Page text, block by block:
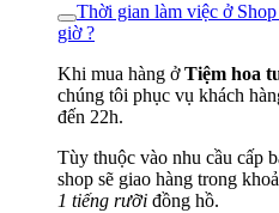
Thời gian làm việc ở
giờ ?
Khi mua hàng ởTiệm hoa
chúng tôi phục vụ khách
đến 22h.
Tùy thuộc vào nhu cầu cấp
shop sẽ giao hàng trong
1 tiếng rưỡi đồng hồ.